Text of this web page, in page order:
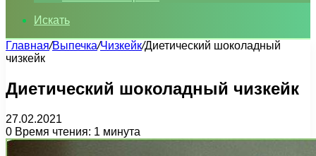
Искать
Главная/Выпечка/Чизкейк/Диетический шоколадный
чизкейк
Диетический шоколадный чизкейк
27.02.2021
0 Время чтения: 1 минута